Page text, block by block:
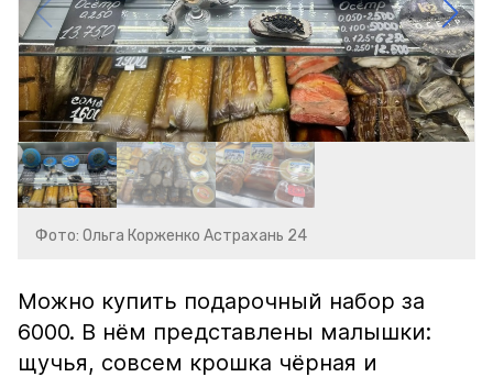
Фото: Ольга Корженко Астрахань 24
Можно купить подарочный набор за
6000. В нём представлены малышки:
щучья, совсем крошка чёрная и